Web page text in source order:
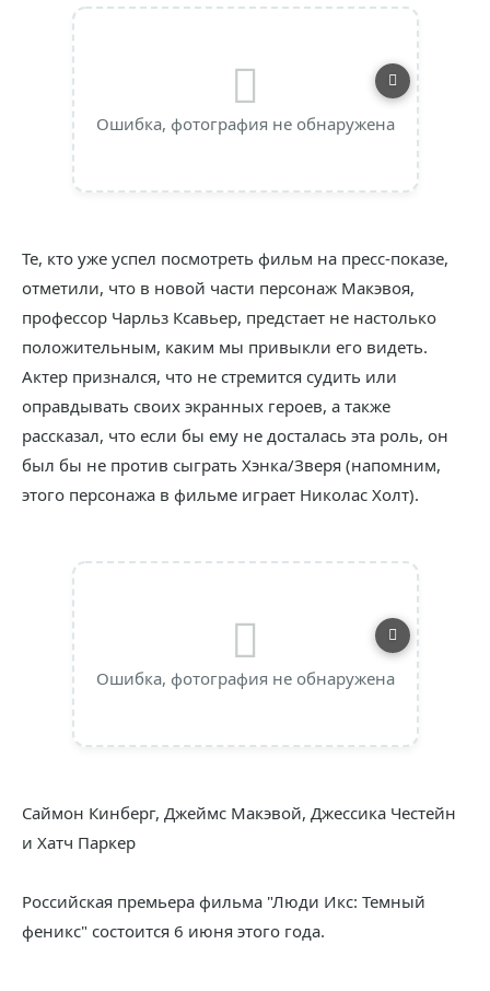
Ошибка, фотография не обнаружена
Те, кто уже успел посмотреть фильм на пресс-показе,
отметили, что в новой части персонаж Макэвоя,
профессор Чарльз Ксавьер, предстает не настолько
положительным, каким мы привыкли его видеть.
Актер признался, что не стремится судить или
оправдывать своих экранных героев, а также
рассказал, что если бы ему не досталась эта роль, он
был бы не против сыграть Хэнка/Зверя (напомним,
этого персонажа в фильме играет Николас Холт).
Ошибка, фотография не обнаружена
Саймон Кинберг, Джеймс Макэвой, Джессика Честейн
и Хатч Паркер
Российская премьера фильма "Люди Икс: Темный
феникс" состоится 6 июня этого года.